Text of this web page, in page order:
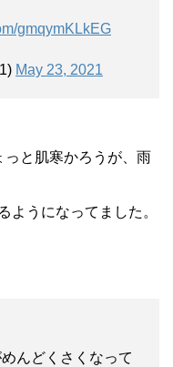
gmqymKLkEG
May 23, 2021
と肌寒かろうが、雨
ようになってました。
んどくさくなって